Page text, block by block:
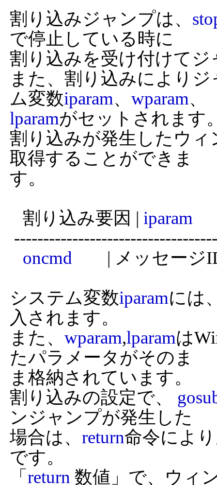
割り込みジャンプは、
で停止している時に
割り込みを受け付けて
また、割り込みにより
ム変数iparam、 wparam
lparamがセットされます
割り込みが発生したウ
取得することができま
す。
   割り込み要因 |
iparam
oncmd
| メッセージ
システム変数iparamには
入されます。
また、 wparam,lparamは
たパラメータがそのま
ま格納されています。
割り込みの設定で、
ンジャンプが発生した
場合は、 return命令によ
です。
「 return 数値」で、ウィ